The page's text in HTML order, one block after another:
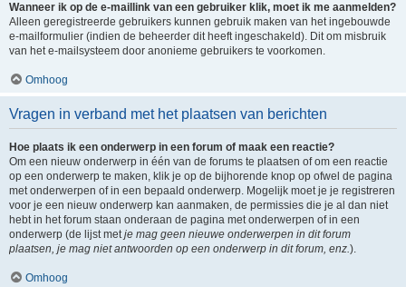
Wanneer ik op de e-maillink van een gebruiker klik, moet ik me aanmelden?
Alleen geregistreerde gebruikers kunnen gebruik maken van het ingebouwde
e-mailformulier (indien de beheerder dit heeft ingeschakeld). Dit om misbruik
van het e-mailsysteem door anonieme gebruikers te voorkomen.
Omhoog
Vragen in verband met het plaatsen van berichten
Hoe plaats ik een onderwerp in een forum of maak een reactie?
Om een nieuw onderwerp in één van de forums te plaatsen of om een reactie
op een onderwerp te maken, klik je op de bijhorende knop op ofwel de pagina
met onderwerpen of in een bepaald onderwerp. Mogelijk moet je je registreren
voor je een nieuw onderwerp kan aanmaken, de permissies die je al dan niet
hebt in het forum staan onderaan de pagina met onderwerpen of in een
onderwerp (de lijst metje mag geen nieuwe onderwerpen in dit forum
plaatsen, je mag niet antwoorden op een onderwerp in dit forum, enz.).
Omhoog